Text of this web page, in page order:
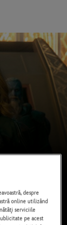
despre
online utilizând
serviciile
pe acest